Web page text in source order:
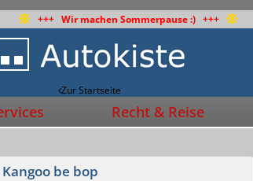
+++ Wir machen Sommerpause :) +++
Zur Startseite
Recht & Reise
be bop